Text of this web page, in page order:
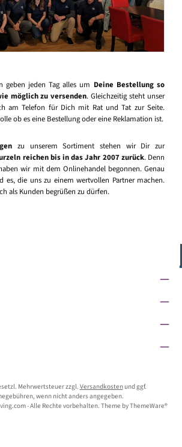
geben jeden Tag alles um Deine Bestellung so
möglich zu versenden. Gleichzeitig steht unser
am Telefon für Dich mit Rat und Tat zur Seite.
ob es eine Bestellung oder eine Reklamation ist.
zu unserem Sortiment stehen wir Dir zur
reichen bis in das Jahr 2007 zurück. Denn
wir mit dem Onlinehandel begonnen. Genau
es, die uns zu einem wertvollen Partner machen.
als Kunden begrüßen zu dürfen.
Mehrwertsteuer zzgl. Versandkostenund ggf.
wenn nicht anders angegeben.
- Alle Rechte vorbehalten. Theme byThemeWare®